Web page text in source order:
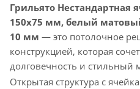
Грильято Нестандартная
150х75 мм, белый
10 мм — это потолочное
конструкцией, которая
долговечность и
Открытая структура с